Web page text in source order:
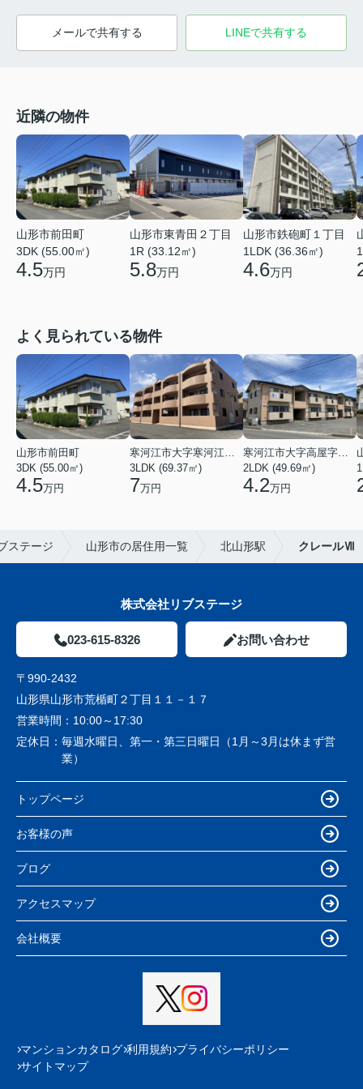
メールで共有する LINEで共有する
近隣の物件
山形市前田町
3DK (55.00㎡)
4.5万円
山形市東青田２丁目
1R (33.12㎡)
5.8万円
山形市鉄砲町１丁目
1LDK (36.36㎡)
4.6万円
よく見られている物件
山形市前田町
3DK (55.00㎡)
4.5万円
寒河江市大字寒河江字鶴田
3LDK (69.37㎡)
7万円
寒河江市大字高屋字西浦
2LDK (49.69㎡)
4.2万円
ステージ 山形市の居住用一覧 北山形駅 クレールⅦ
株式会社リブステージ
023-615-8326 お問い合わせ
〒990-2432
山形県山形市荒楯町２丁目１１－１７
営業時間： 10:00～17:30
定休日： 毎週水曜日、第一・第三日曜日（1月～3月は休まず営
業）
トップページ
お客様の声
ブログ
アクセスマップ
会社概要
マンションカタログ 利用規約 プライバシーポリシー
サイトマップ